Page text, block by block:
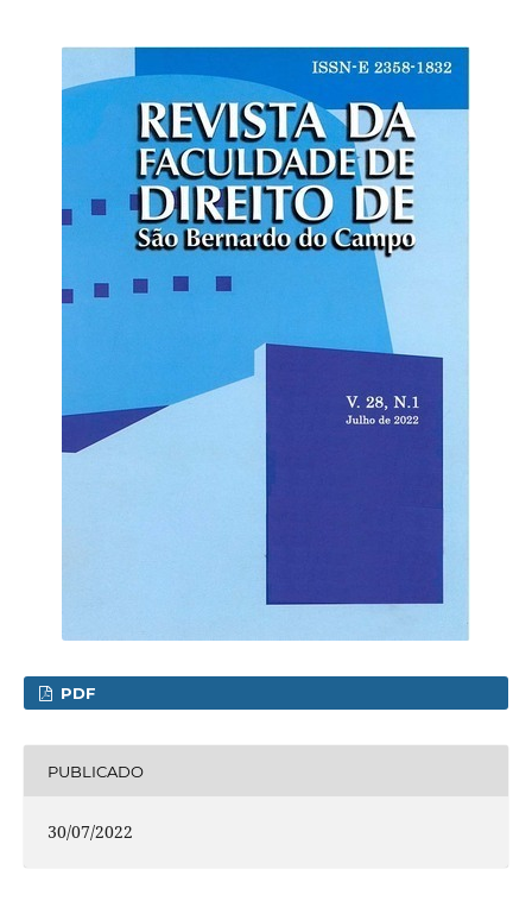
PDF
PUBLICADO
30/07/2022